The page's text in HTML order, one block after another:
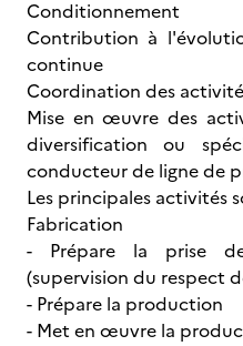
Conditionnement
Contribution à
continue
Coordination des
Mise en œuvre des
diversification ou
conducteur de ligne de
Les principales activités
Fabrication
- Prépare la prise
(supervision du respect
- Prépare la production
- Met en œuvre la